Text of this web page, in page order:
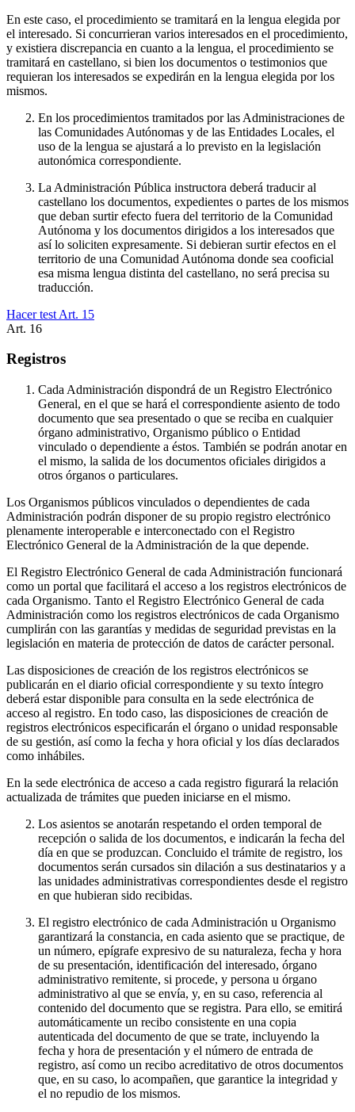
En este caso, el procedimiento se tramitará en la lengua elegida por
el interesado. Si concurrieran varios interesados en el procedimiento,
y existiera discrepancia en cuanto a la lengua, el procedimiento se
tramitará en castellano, si bien los documentos o testimonios que
requieran los interesados se expedirán en la lengua elegida por los
mismos.
En los procedimientos tramitados por las Administraciones de
las Comunidades Autónomas y de las Entidades Locales, el
uso de la lengua se ajustará a lo previsto en la legislación
autonómica correspondiente.
La Administración Pública instructora deberá traducir al
castellano los documentos, expedientes o partes de los mismos
que deban surtir efecto fuera del territorio de la Comunidad
Autónoma y los documentos dirigidos a los interesados que
así lo soliciten expresamente. Si debieran surtir efectos en el
territorio de una Comunidad Autónoma donde sea cooficial
esa misma lengua distinta del castellano, no será precisa su
traducción.
Hacer test Art. 15
Art. 16
Registros
Cada Administración dispondrá de un Registro Electrónico
General, en el que se hará el correspondiente asiento de todo
documento que sea presentado o que se reciba en cualquier
órgano administrativo, Organismo público o Entidad
vinculado o dependiente a éstos. También se podrán anotar en
el mismo, la salida de los documentos oficiales dirigidos a
otros órganos o particulares.
Los Organismos públicos vinculados o dependientes de cada
Administración podrán disponer de su propio registro electrónico
plenamente interoperable e interconectado con el Registro
Electrónico General de la Administración de la que depende.
El Registro Electrónico General de cada Administración funcionará
como un portal que facilitará el acceso a los registros electrónicos de
cada Organismo. Tanto el Registro Electrónico General de cada
Administración como los registros electrónicos de cada Organismo
cumplirán con las garantías y medidas de seguridad previstas en la
legislación en materia de protección de datos de carácter personal.
Las disposiciones de creación de los registros electrónicos se
publicarán en el diario oficial correspondiente y su texto íntegro
deberá estar disponible para consulta en la sede electrónica de
acceso al registro. En todo caso, las disposiciones de creación de
registros electrónicos especificarán el órgano o unidad responsable
de su gestión, así como la fecha y hora oficial y los días declarados
como inhábiles.
En la sede electrónica de acceso a cada registro figurará la relación
actualizada de trámites que pueden iniciarse en el mismo.
Los asientos se anotarán respetando el orden temporal de
recepción o salida de los documentos, e indicarán la fecha del
día en que se produzcan. Concluido el trámite de registro, los
documentos serán cursados sin dilación a sus destinatarios y a
las unidades administrativas correspondientes desde el registro
en que hubieran sido recibidas.
El registro electrónico de cada Administración u Organismo
garantizará la constancia, en cada asiento que se practique, de
un número, epígrafe expresivo de su naturaleza, fecha y hora
de su presentación, identificación del interesado, órgano
administrativo remitente, si procede, y persona u órgano
administrativo al que se envía, y, en su caso, referencia al
contenido del documento que se registra. Para ello, se emitirá
automáticamente un recibo consistente en una copia
autenticada del documento de que se trate, incluyendo la
fecha y hora de presentación y el número de entrada de
registro, así como un recibo acreditativo de otros documentos
que, en su caso, lo acompañen, que garantice la integridad y
el no repudio de los mismos.